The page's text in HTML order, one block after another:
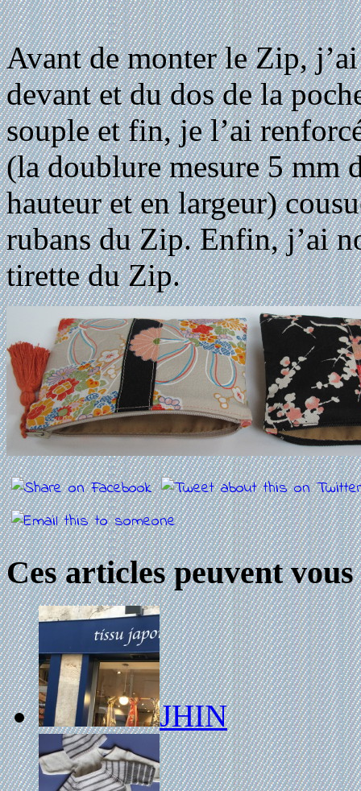
Avant de monter le Zip,
devant et du dos de la
souple et fin, je l’ai
(la doublure mesure 5 mm
hauteur et en largeur)
rubans du Zip. Enfin, j’ai
tirette du Zip.
Ces articles peuvent
JHIN